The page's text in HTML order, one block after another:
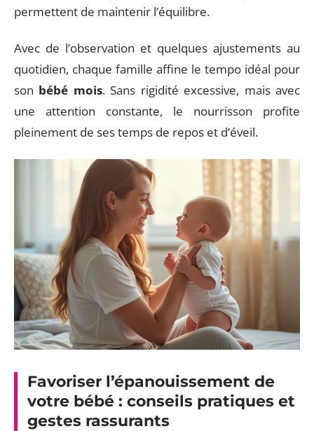
permettent de maintenir l’équilibre.
Avec de l’observation et quelques ajustements au
quotidien, chaque famille affine le tempo idéal pour
son bébé mois. Sans rigidité excessive, mais avec
une attention constante, le nourrisson profite
pleinement de ses temps de repos et d’éveil.
Favoriser l’épanouissement de
votre bébé : conseils pratiques et
gestes rassurants